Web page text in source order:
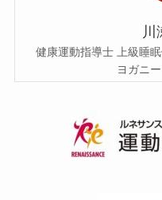
川
健康運動指導士 上級睡
ヨガニ